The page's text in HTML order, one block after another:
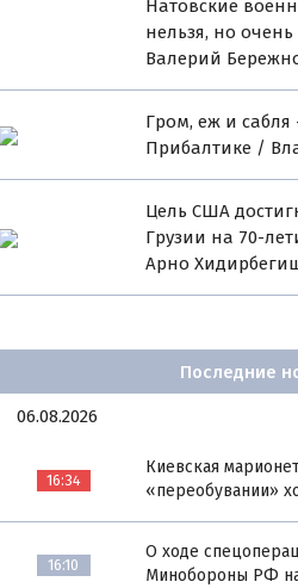
Натовские
нельзя, но
Валерий
Гром, еж и
Прибалтике /
Цель США
Грузии на 70-
Арно
Последние
06.08.2026
16:34
Киевская
«переобувании»
16:10
О ходе
Минобороны РФ на